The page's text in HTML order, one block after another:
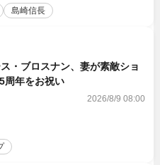
島崎信長
・ブロスナン、妻が素敵ショ
周年をお祝い
2026/8/9 08:00